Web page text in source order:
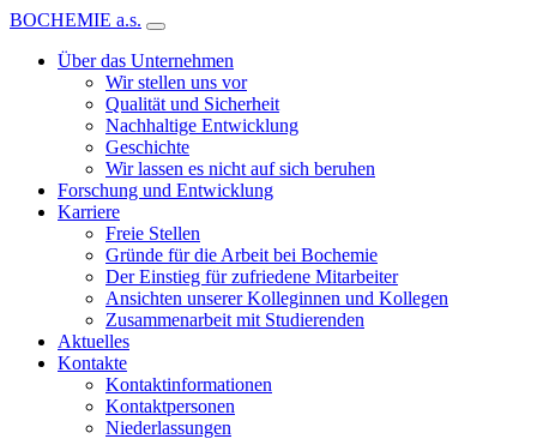
BOCHEMIE a.s.
Über das Unternehmen
Wir stellen uns vor
Qualität und Sicherheit
Nachhaltige Entwicklung
Geschichte
Wir lassen es nicht auf sich beruhen
Forschung und Entwicklung
Karriere
Freie Stellen
Gründe für die Arbeit bei Bochemie
Der Einstieg für zufriedene Mitarbeiter
Ansichten unserer Kolleginnen und Kollegen
Zusammenarbeit mit Studierenden
Aktuelles
Kontakte
Kontaktinformationen
Kontaktpersonen
Niederlassungen